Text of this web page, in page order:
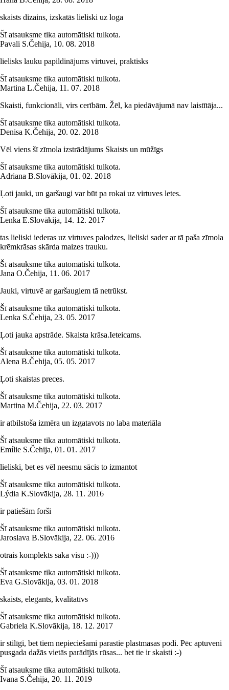
skaists dizains, izskatās lieliski uz loga
Šī atsauksme tika automātiski tulkota.
Pavali S.Čehija, 10. 08. 2018
lielisks lauku papildinājums virtuvei, praktisks
Šī atsauksme tika automātiski tulkota.
Martina L.Čehija, 11. 07. 2018
Skaisti, funkcionāli, virs cerībām. Žēl, ka piedāvājumā nav laistītāja...
Šī atsauksme tika automātiski tulkota.
Denisa K.Čehija, 20. 02. 2018
Vēl viens šī zīmola izstrādājums Skaists un mūžīgs
Šī atsauksme tika automātiski tulkota.
Adriana B.Slovākija, 01. 02. 2018
Ļoti jauki, un garšaugi var būt pa rokai uz virtuves letes.
Šī atsauksme tika automātiski tulkota.
Lenka E.Slovākija, 14. 12. 2017
tas lieliski iederas uz virtuves palodzes, lieliski sader ar tā paša zīmola
krēmkrāsas skārda maizes trauku.
Šī atsauksme tika automātiski tulkota.
Jana O.Čehija, 11. 06. 2017
Jauki, virtuvē ar garšaugiem tā netrūkst.
Šī atsauksme tika automātiski tulkota.
Lenka S.Čehija, 23. 05. 2017
Ļoti jauka apstrāde. Skaista krāsa.Ieteicams.
Šī atsauksme tika automātiski tulkota.
Alena B.Čehija, 05. 05. 2017
Ļoti skaistas preces.
Šī atsauksme tika automātiski tulkota.
Martina M.Čehija, 22. 03. 2017
ir atbilstoša izmēra un izgatavots no laba materiāla
Šī atsauksme tika automātiski tulkota.
Emílie S.Čehija, 01. 01. 2017
lieliski, bet es vēl neesmu sācis to izmantot
Šī atsauksme tika automātiski tulkota.
Lýdia K.Slovākija, 28. 11. 2016
ir patiešām forši
Šī atsauksme tika automātiski tulkota.
Jaroslava B.Slovākija, 22. 06. 2016
otrais komplekts saka visu :-)))
Šī atsauksme tika automātiski tulkota.
Eva G.Slovākija, 03. 01. 2018
skaists, elegants, kvalitatīvs
Šī atsauksme tika automātiski tulkota.
Gabriela K.Slovākija, 18. 12. 2017
ir stilīgi, bet tiem nepieciešami parastie plastmasas podi. Pēc aptuveni
pusgada dažās vietās parādījās rūsas... bet tie ir skaisti :-)
Šī atsauksme tika automātiski tulkota.
Ivana S.Čehija, 20. 11. 2019